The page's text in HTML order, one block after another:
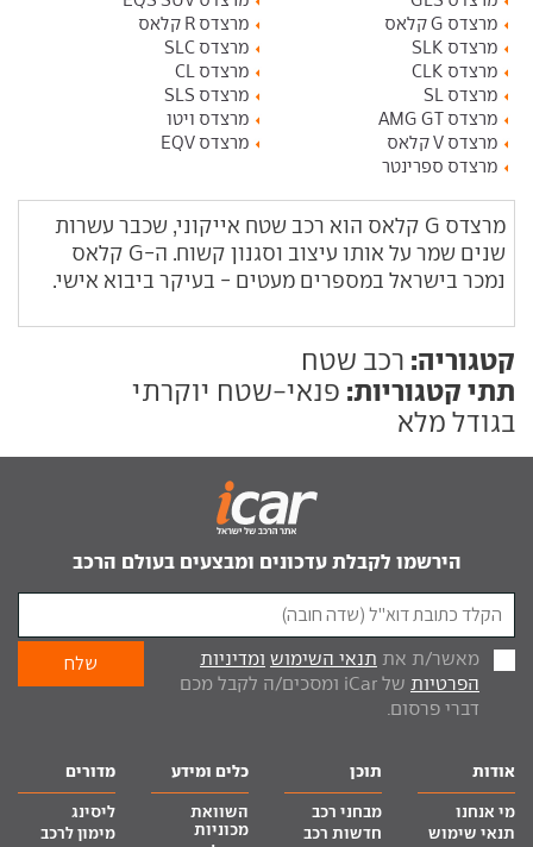
מרצדס G קלאס
מרצדס R קלאס
מרצדס SLK
מרצדס SLC
מרצדס CLK
מרצדס CL
מרצדס SL
מרצדס SLS
מרצדס AMG GT
מרצדס ויטו
מרצדס V קלאס
מרצדס EQV
מרצדס ספרינטר
מרצדס G קלאס הוא רכב שטח אייקוני, שכבר עשרות
שנים שמר על אותו עיצוב וסגנון קשוח. ה-G קלאס
נמכר בישראל במספרים מעטים - בעיקר ביבוא אישי.
קטגוריה: רכב שטח
תתי קטגוריות: פנאי-שטח יוקרתי
בגודל מלא
הירשמו לקבלת עדכונים ומבצעים בעולם הרכב
מאשר/ת את תנאי השימוש ומדיניות
הפרטיות
של iCar ומסכים/ה לקבל מכם
דברי פרסום.
אודות
מי אנחנו
תנאי שימוש
תוכן
מבחני רכב
חדשות רכב
כלים ומידע
השוואת
מכוניות
מדורים
ליסינג
מימון לרכב